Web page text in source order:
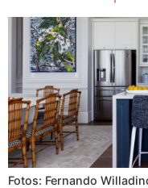
Fotos: Fernando